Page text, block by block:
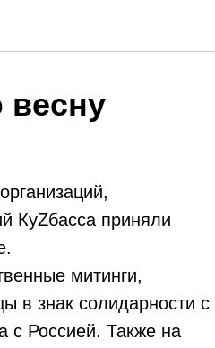
весну
КуZбасса приняли
митинги,
в знак солидарности с
с Россией. Также на